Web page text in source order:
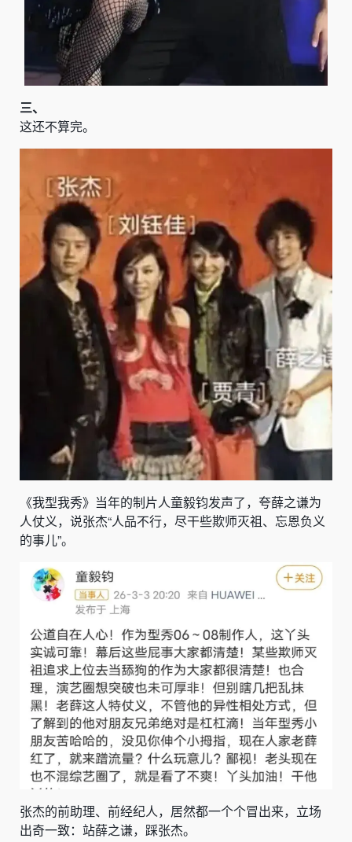
三、
这还不算完。
《我型我秀》当年的制片人童毅钧发声了，夸薛之谦为
人仗义，说张杰“人品不行，尽干些欺师灭祖、忘恩负义
的事儿”。
张杰的前助理、前经纪人，居然都一个个冒出来，立场
出奇一致：站薛之谦，踩张杰。